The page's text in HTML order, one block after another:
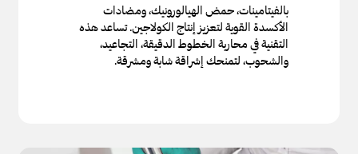
بالفيتامينات، حمض الهيالورونيك، ومضادات
الأكسدة القوية لتعزيز إنتاج الكولاجين. تساعد هذه
التقنية في محاربة الخطوط الدقيقة، التجاعيد،
والشحوب، لتمنحك إشراقة شابة ومشرقة.